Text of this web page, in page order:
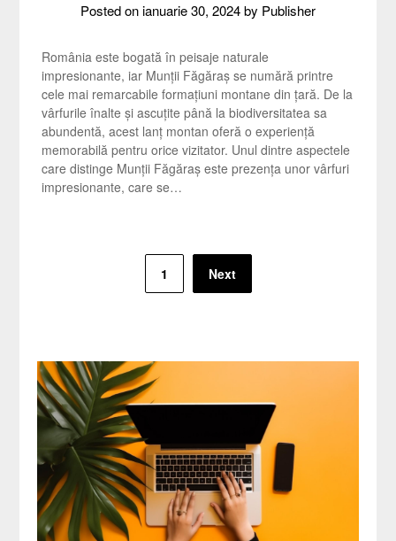
Posted onianuarie 30, 2024by Publisher
România este bogată în peisaje naturale
impresionante, iar Munții Făgăraș se numără printre
cele mai remarcabile formațiuni montane din țară. De la
vârfurile înalte și ascuțite până la biodiversitatea sa
abundentă, acest lanț montan oferă o experiență
memorabilă pentru orice vizitator. Unul dintre aspectele
care distinge Munții Făgăraș este prezența unor vârfuri
impresionante, care se…
1 Next